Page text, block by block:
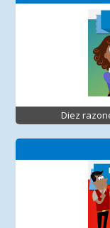
Diez